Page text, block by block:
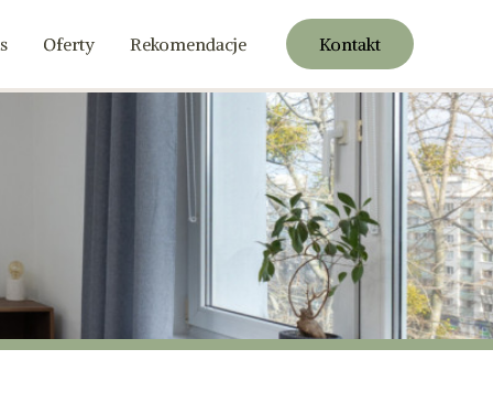
Oferty Rekomendacje Kontakt